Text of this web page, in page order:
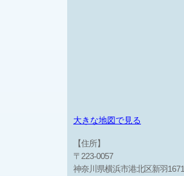
大きな地図で見る
【住所】
〒223-0057
神奈川県横浜市港北区新羽1671